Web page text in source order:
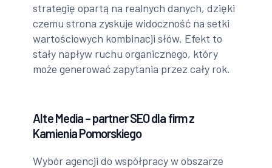
strategię opartą na realnych danych, dzięki
czemu strona zyskuje widoczność na setki
wartościowych kombinacji słów. Efekt to
stały napływ ruchu organicznego, który
może generować zapytania przez cały rok.
Alte Media – partner SEO dla firm z
Kamienia Pomorskiego
Wybór agencji do współpracy w obszarze